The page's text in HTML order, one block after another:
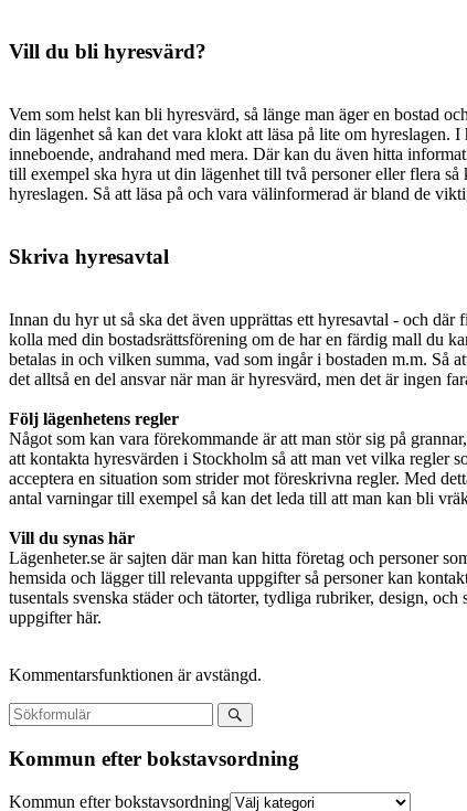
Vill du bli hyresvärd?
Vem som helst kan bli hyresvärd, så länge man äger en bostad
din lägenhet så kan det vara klokt att läsa på lite om hyreslagen.
inneboende, andrahand med mera. Där kan du även hitta
till exempel ska hyra ut din lägenhet till två personer eller flera
hyreslagen. Så att läsa på och vara välinformerad är bland de
Skriva hyresavtal
Innan du hyr ut så ska det även upprättas ett hyresavtal - och
kolla med din bostadsrättsförening om de har en färdig mall du
betalas in och vilken summa, vad som ingår i bostaden m.m. Så
det alltså en del ansvar när man är hyresvärd, men det är ingen
Följ lägenhetens regler
Något som kan vara förekommande är att man stör sig på
att kontakta hyresvärden i Stockholm så att man vet vilka regler
acceptera en situation som strider mot föreskrivna regler. Med
antal varningar till exempel så kan det leda till att man kan bli
Vill du synas här
Lägenheter.se är sajten där man kan hitta företag och personer
hemsida och lägger till relevanta uppgifter så personer kan
tusentals svenska städer och tätorter, tydliga rubriker, design,
uppgifter här.
Kommentarsfunktionen är avstängd.
Kommun efter bokstavsordning
Kommun efter bokstavsordning